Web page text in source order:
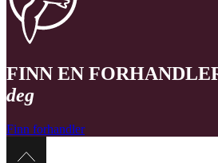
FINN EN
deg
Finn forhandler